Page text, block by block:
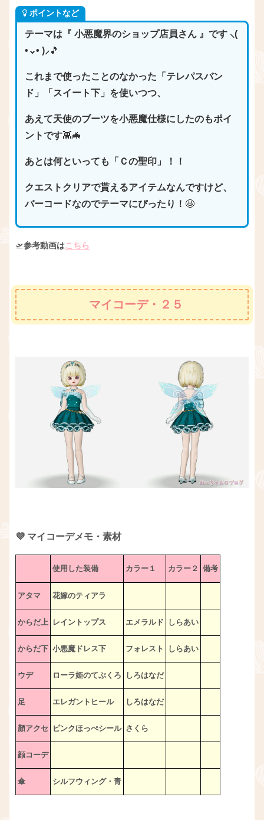
ポイントなど
テーマは『 小悪魔界のショップ店員さん 』 です ⸜(
•⌄• )⸝🎵
これまで使ったことのなかった「テレパスバン
ド」「スイート下」を使いつつ、
あえて天使のブーツを小悪魔仕様にしたのもポイ
ントです👾🦇
あとは何といっても「Ｃの聖印」！！
クエストクリアで貰えるアイテムなんですけど、
バーコードなのでテーマにぴったり！ 🤩
🛫参考動画はこちら
マイコーデ・２５
💜 マイコーデメモ・素材
使用した装備 カラー１ カラー２ 備考
アタマ 花嫁のティアラ
からだ上 レイントップス エメラルド しらあい
からだ下 小悪魔ドレス下 フォレスト しらあい
ウデ ローラ姫のてぶくろ しろはなだ
足 エレガントヒール しろはなだ
顏アクセ ピンクほっぺシール さくら
顔コーデ
傘 シルフウィング・青